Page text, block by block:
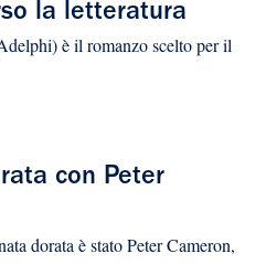
la letteratura
è il romanzo scelto per il
con Peter
dorata è stato Peter Cameron,